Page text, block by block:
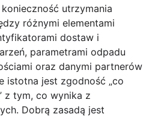
utrzymania
różnymi elementami
dostaw i
parametrami odpadu
oraz danymi partnerów
istotna jest zgodność „co
z tym, co wynika z
Dobrą zasadą jest